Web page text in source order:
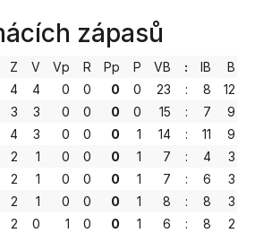
zápasů
Z V Vp R Pp P VB : IB B
4 4 0 0 0 0 23 : 8 12
3 3 0 0 0 0 15 : 7 9
4 3 0 0 0 1 14 : 11 9
2 1 0 0 0 1 7 : 4 3
2 1 0 0 0 1 7 : 6
3
2 1 0 0 0 1 8 : 8
3
2 0 1 0 0 1 6 : 8
2